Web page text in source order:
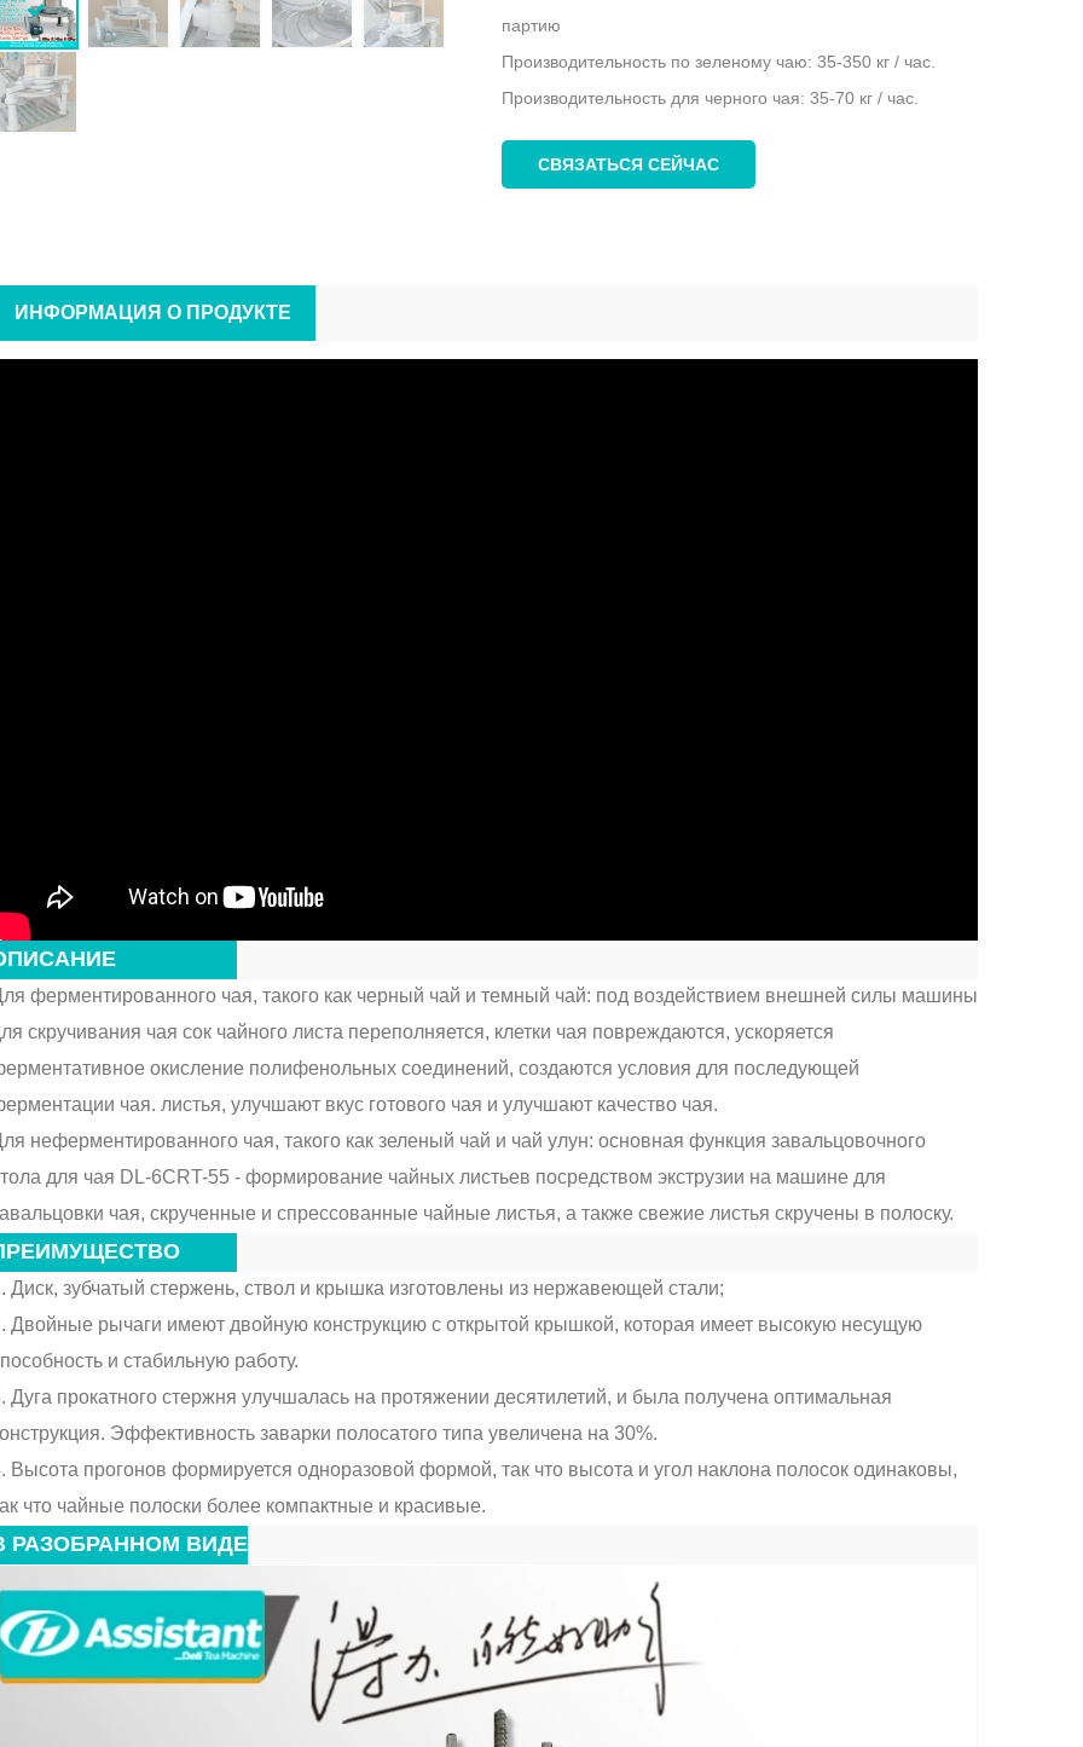
партию
Производительность по зеленому чаю: 35-350 кг / час.
Производительность для черного чая: 35-70 кг / час.
СВЯЗАТЬСЯ СЕЙЧАС
ИНФОРМАЦИЯ О ПРОДУКТЕ
ферментированного чая, такого как черный чай и темный чай: под воздействием внешней силы машины
скручивания чая сок чайного листа переполняется, клетки чая повреждаются, ускоряется
окисление полифенольных соединений, создаются условия для последующей
чая. листья, улучшают вкус готового чая и улучшают качество чая.
неферментированного чая, такого как зеленый чай и чай улун: основная функция завальцовочного
для чая DL-6CRT-55 - формирование чайных листьев посредством экструзии на машине для
чая, скрученные и спрессованные чайные листья, а также свежие листья скручены в полоску.
Диск, зубчатый стержень, ствол и крышка изготовлены из нержавеющей стали;
Двойные рычаги имеют двойную конструкцию с открытой крышкой, которая имеет высокую несущую
и стабильную работу.
Дуга прокатного стержня улучшалась на протяжении десятилетий, и была получена оптимальная
Эффективность заварки полосатого типа увеличена на 30%.
Высота прогонов формируется одноразовой формой, так что высота и угол наклона полосок одинаковы,
что чайные полоски более компактные и красивые.
РАЗОБРАННОМ ВИДЕ